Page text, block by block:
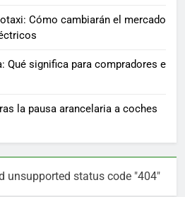
Cómo cambiarán el mercado
Qué significa para compradores e
la pausa arancelaria a coches
unsupported status code "404"